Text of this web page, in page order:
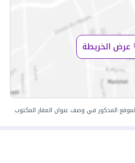
عرض الخريطة
المذكور في وصف عنوان العقار المكتوب